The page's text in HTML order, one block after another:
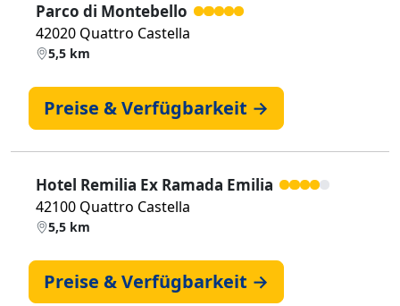
Parco di Montebello
42020 Quattro Castella
5,5 km
Preise & Verfügbarkeit →
Hotel Remilia Ex Ramada Emilia
42100 Quattro Castella
5,5 km
Preise & Verfügbarkeit →